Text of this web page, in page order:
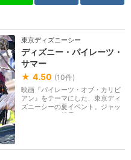
東京ディズニーシー
ディズニー・パイレーツ・
サマー
★ 4.50 (10件)
映画『パイレーツ・オブ・カリビ
アン』をテーマにした、東京ディ
ズニーシーの夏イベント。ジャッ
ク・スパロウ船長...